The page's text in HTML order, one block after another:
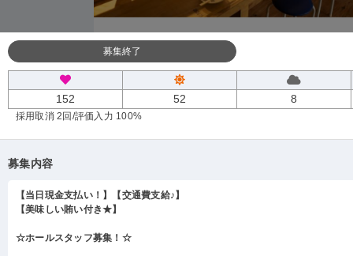
募集終了
152 52 8
採用取消 2回 /評価入力 100%
募集内容
【当日現金支払い！】【交通費支給♪】
【美味しい賄い付き★】
☆ホールスタッフ募集！☆